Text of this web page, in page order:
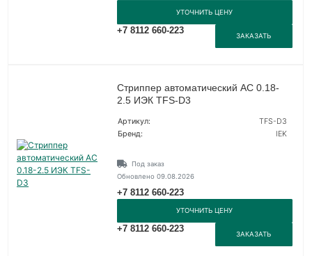
УТОЧНИТЬ ЦЕНУ
+7 8112 660-223
ЗАКАЗАТЬ
Стриппер автоматический АС 0.18-
2.5 ИЭК TFS-D3
Артикул:
TFS-D3
Бренд:
IEK
Под заказ
Обновлено 09.08.2026
+7 8112 660-223
УТОЧНИТЬ ЦЕНУ
+7 8112 660-223
ЗАКАЗАТЬ